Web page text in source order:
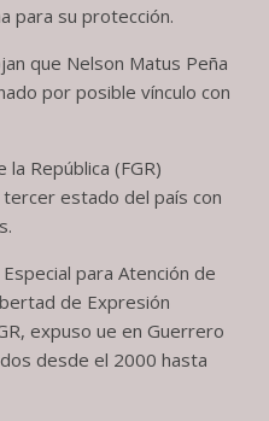
para su protección.
que Nelson Matus Peña
por posible vínculo con
la República (FGR)
estado del país con
para Atención de
de Expresión
expuso ue en Guerrero
desde el 2000 hasta